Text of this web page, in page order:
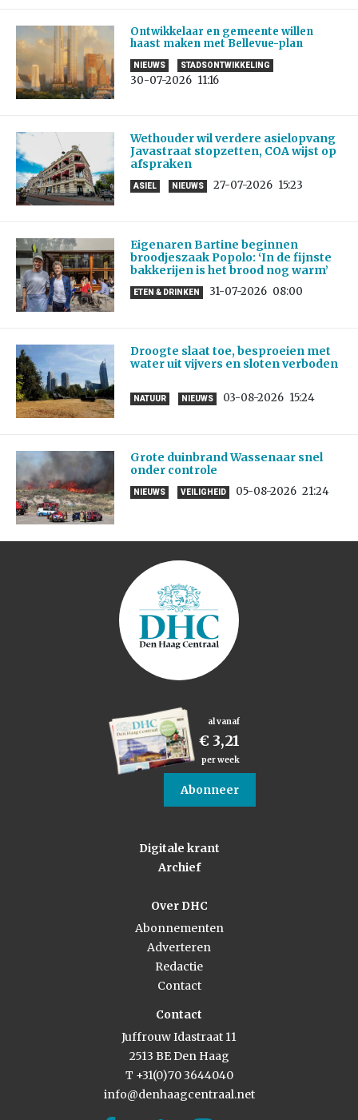
Ontwikkelaar en gemeente willen
haast maken met Bellevue-plan
NIEUWS STADSONTWIKKELING
30-07-2026 11:16
Wethouder wil verdere asielopvang
Javastraat stopzetten, COA wijst op
afspraken
ASIEL NIEUWS 27-07-2026 15:23
Eigenaren Bartine beginnen
broodjeszaak Popolo: ‘In de fijnste
bakkerijen is het brood nog warm’
ETEN & DRINKEN 31-07-2026 08:00
Droogte slaat toe, besproeien met
water uit vijvers en sloten verboden
NATUUR NIEUWS 03-08-2026 15:24
Grote duinbrand Wassenaar snel
onder controle
NIEUWS VEILIGHEID 05-08-2026 21:24
al vanaf
€ 3,21
per week
Abonneer
Digitale krant
Archief
Over DHC
Abonnementen
Adverteren
Redactie
Contact
Contact
Juffrouw Idastraat 11
2513 BE Den Haag
T +31(0)70 3644040
info@denhaagcentraal.net